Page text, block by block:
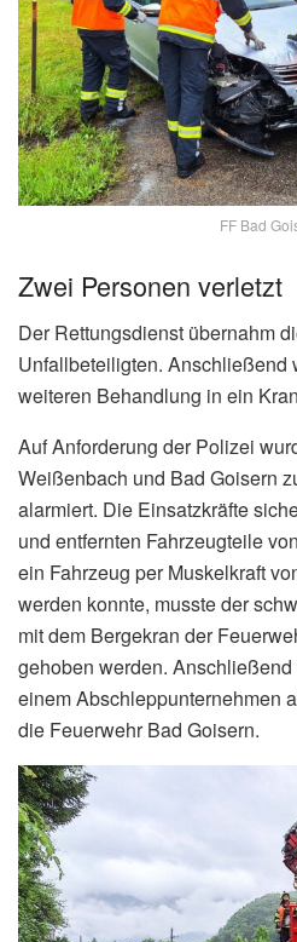
FF Bad
Zwei Personen verletzt
Der Rettungsdienst übernahm
Unfallbeteiligten. Anschließend
weiteren Behandlung in ein
Auf Anforderung der Polizei
Weißenbach und Bad Goisern
alarmiert. Die Einsatzkräfte
und entfernten Fahrzeugteile
ein Fahrzeug per Muskelkraft
werden konnte, musste der
mit dem Bergekran der
gehoben werden.
einem Abschleppunternehmen
die Feuerwehr Bad Goisern.